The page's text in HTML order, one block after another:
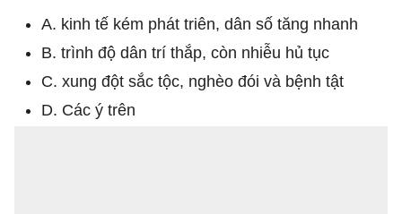
A. kinh tế kém phát triên, dân số tăng nhanh
B. trình độ dân trí thắp, còn nhiễu hủ tục
C. xung đột sắc tộc, nghèo đói và bệnh tật
D. Các ý trên